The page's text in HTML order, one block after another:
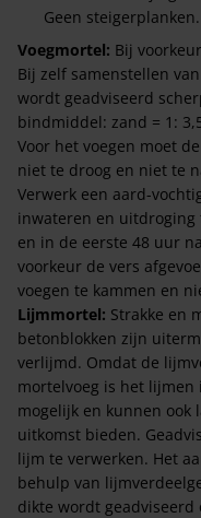
Geen
Voegmortel: Bij
Bij zelf samenstellen
wordt geadviseerd
bindmiddel: zand = 1:
Voor het voegen moet
niet te droog en niet te
Verwerk een aard-
inwateren en uitdroging
en in de eerste 48 uur
voorkeur de vers
voegen te kammen en
Lijmmortel: Strakke en
betonblokken zijn
verlijmd. Omdat de
mortelvoeg is het lijmen
mogelijk en kunnen ook
uitkomst bieden.
lijm te verwerken. Het
behulp van
dikte wordt geadviseerd